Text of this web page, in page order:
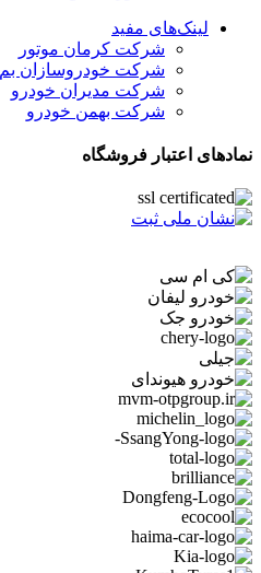
لینک‌های مفید
شرکت کرمان موتور
شرکت خودروسازان بم
شرکت مدیران خودرو
شرکت بهمن خودرو
نمادهای اعتبار فروشگاه